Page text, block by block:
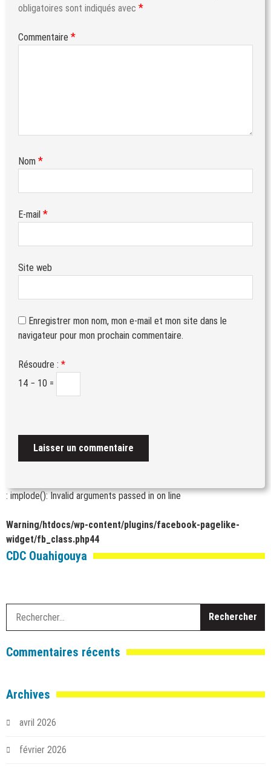
obligatoires sont indiqués avec *
Commentaire *
Nom *
E-mail *
Site web
Enregistrer mon nom, mon e-mail et mon site dans le
navigateur pour mon prochain commentaire.
Résoudre : *
14 − 10 =
: implode(): Invalid arguments passed inon line
Warning/htdocs/wp-content/plugins/facebook-pagelike-
widget/fb_class.php44
CDC Ouahigouya
Commentaires récents
Archives
avril 2026
février 2026